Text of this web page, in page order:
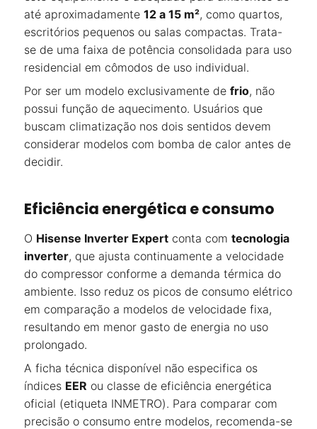
até aproximadamente 12 a 15 m², como quartos,
escritórios pequenos ou salas compactas. Trata-
se de uma faixa de potência consolidada para uso
residencial em cômodos de uso individual.
Por ser um modelo exclusivamente de frio, não
possui função de aquecimento. Usuários que
buscam climatização nos dois sentidos devem
considerar modelos com bomba de calor antes de
decidir.
Eficiência energética e consumo
O Hisense Inverter Expert conta com tecnologia
inverter, que ajusta continuamente a velocidade
do compressor conforme a demanda térmica do
ambiente. Isso reduz os picos de consumo elétrico
em comparação a modelos de velocidade fixa,
resultando em menor gasto de energia no uso
prolongado.
A ficha técnica disponível não especifica os
índices EER ou classe de eficiência energética
oficial (etiqueta INMETRO). Para comparar com
precisão o consumo entre modelos, recomenda-se